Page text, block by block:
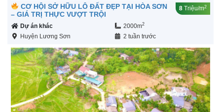
CƠ HỘI SỞ HỮU LÔ ĐẤT ĐẸP TẠI HÒA SƠN
– GIÁ TRỊ THỰC VƯỢT TRỘI
8 Triệu/m2
Dự án khác 2000m2
Huyện Lương Sơn 2 tuần trước